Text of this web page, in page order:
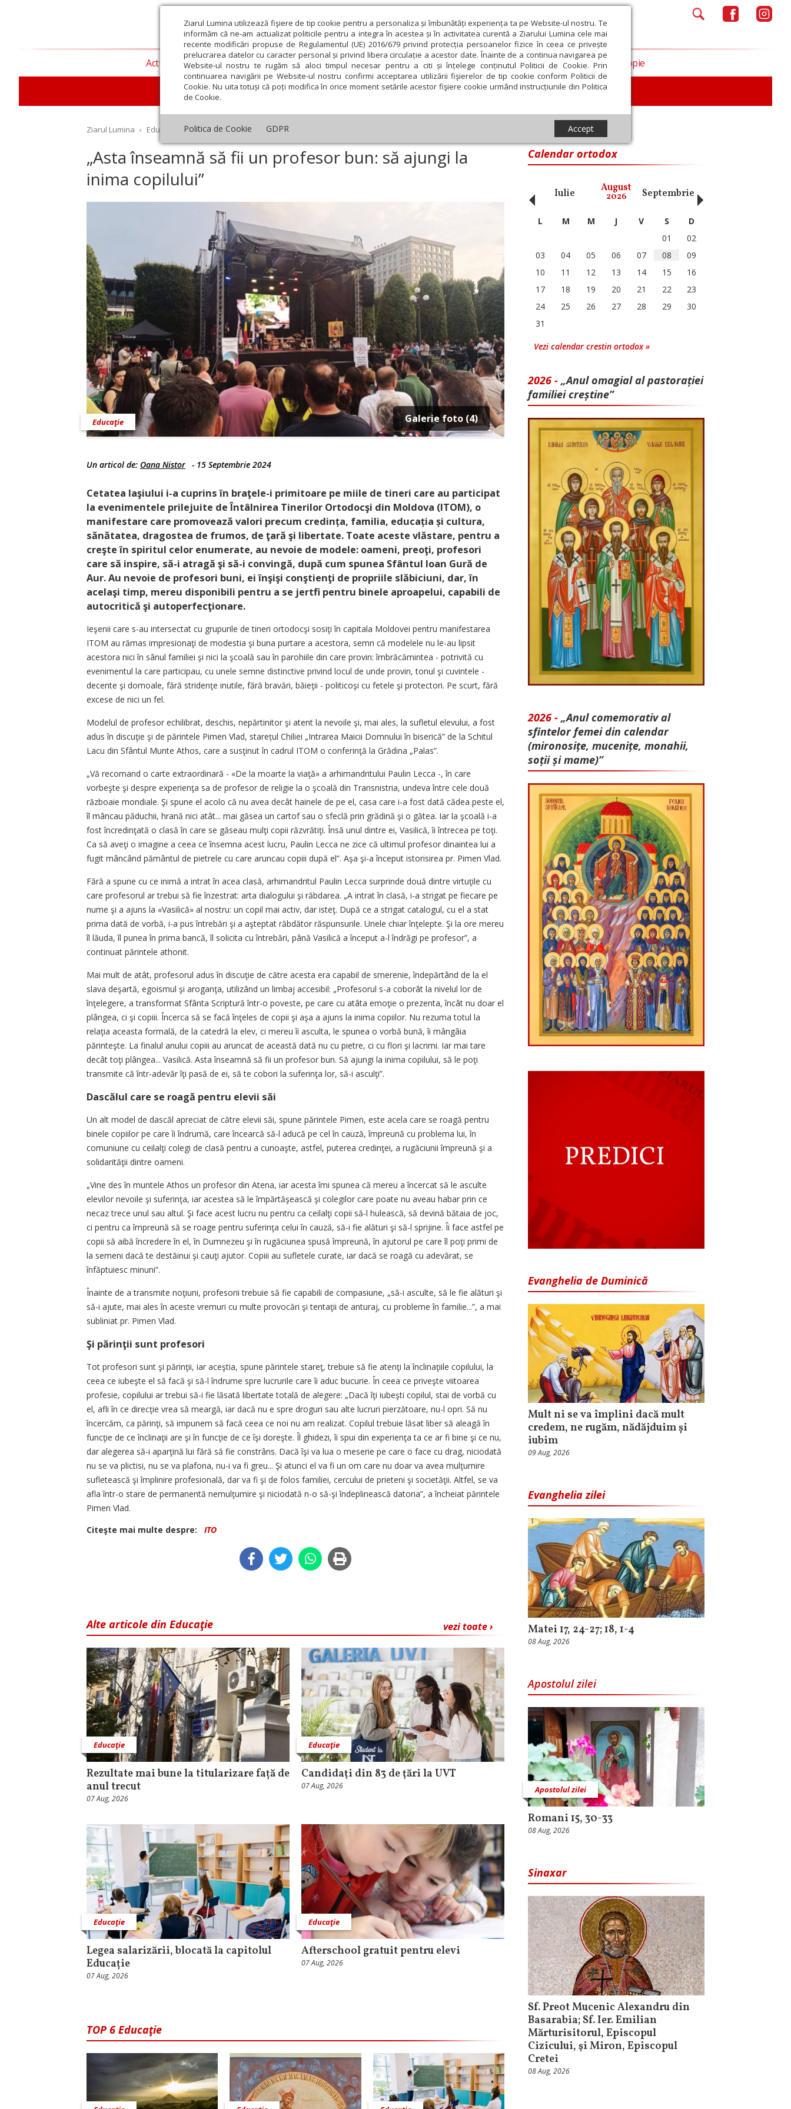
Ziarul Lumina utilizează fişiere de tip cookie pentru a personaliza și îmbunătăți experiența ta pe Website-ul nostru. Te
informăm că ne-am actualizat politicile pentru a integra în acestea și în activitatea curentă a Ziarului Lumina cele mai
recente modificări propuse de Regulamentul (UE) 2016/679 privind protecția persoanelor fizice în ceea ce privește
prelucrarea datelor cu caracter personal și privind libera circulație a acestor date. Înainte de a continua navigarea pe
Website-ul nostru te rugăm să aloci timpul necesar pentru a citi și înțelege conținutul Politicii de Cookie. Prin
continuarea navigării pe Website-ul nostru confirmi acceptarea utilizării fişierelor de tip cookie conform Politicii de
Cookie. Nu uita totuși că poți modifica în orice moment setările acestor fişiere cookie urmând instrucțiunile din Politica
de Cookie.
Politica de Cookie GDPR Accept
Actualitate religioasă Teologie și spiritualitate Educaţie și Cultură
Educaţie Lumina literară şi artistică Cultură Interviu
Societate Opinii Filantropie
Ziarul Lumina › Educaţie și Cultură › Educaţie „Asta înseamnă să fii un profesor bun: să ajungi la inima copilului”
„Asta înseamnă să fii un profesor bun: să ajungi la
inima copilului”
Galerie foto (4)
Educaţie
Un articol de: Oana Nistor - 15 Septembrie 2024
Cetatea Iaşiului i-a cuprins în braţele-i primitoare pe miile de tineri care au participat
la evenimentele prilejuite de Întâlnirea Tinerilor Ortodocşi din Moldova (ITOM), o
manifestare care promovează valori precum credința, familia, educația și cultura,
sănătatea, dragostea de frumos, de ţară şi libertate. Toate aceste vlăstare, pentru a
creşte în spiritul celor enumerate, au nevoie de modele: oameni, preoţi, profesori
care să inspire, să-i atragă şi să-i convingă, după cum spunea Sfântul Ioan Gură de
Aur. Au nevoie de profesori buni, ei înşişi conştienţi de propriile slăbiciuni, dar, în
acelaşi timp, mereu disponibili pentru a se jertfi pentru binele aproapelui, capabili de
autocritică şi autoperfecţionare.
Ieşenii care s-au intersectat cu grupurile de tineri ortodocşi sosiţi în capitala Moldovei pentru manifestarea
ITOM au rămas impresionaţi de modestia şi buna purtare a acestora, semn că modelele nu le-au lipsit
acestora nici în sânul familiei şi nici la şcoală sau în parohiile din care provin: îmbrăcămintea - potrivită cu
evenimentul la care participau, cu unele semne distinctive privind locul de unde provin, tonul şi cuvintele -
decente şi domoale, fără stridenţe inutile, fără bravări, băieţii - politicoşi cu fetele şi protectori. Pe scurt, fără
excese de nici un fel.
Modelul de profesor echilibrat, deschis, nepărtinitor şi atent la nevoile şi, mai ales, la sufletul elevului, a fost
adus în discuţie şi de părintele Pimen Vlad, starețul Chiliei „Intrarea Maicii Domnului în biserică” de la Schitul
Lacu din Sfântul Munte Athos, care a susţinut în cadrul ITOM o conferinţă la Grădina „Palas”.
„Vă recomand o carte extraordinară - «De la moarte la viaţă» a arhimandritului Paulin Lecca -, în care
vorbeşte şi despre experienţa sa de profesor de religie la o şcoală din Transnistria, undeva între cele două
războaie mondiale. Şi spune el acolo că nu avea decât hainele de pe el, casa care i-a fost dată cădea peste el,
îl mâncau păduchii, hrană nici atât... mai găsea un cartof sau o sfeclă prin grădină şi o gătea. Iar la şcoală i-a
fost încredinţată o clasă în care se găseau mulţi copii răzvrătiţi. Însă unul dintre ei, Vasilică, îi întrecea pe toţi.
Ca să aveţi o imagine a ceea ce însemna acest lucru, Paulin Lecca ne zice că ultimul profesor dinaintea lui a
fugit mâncând pământul de pietrele cu care aruncau copiii după el”. Aşa şi-a început istorisirea pr. Pimen Vlad.
Fără a spune cu ce inimă a intrat în acea clasă, arhimandritul Paulin Lecca surprinde două dintre virtuţile cu
care profesorul ar trebui să fie înzestrat: arta dialogului şi răbdarea. „A intrat în clasă, i-a strigat pe fiecare pe
nume şi a ajuns la «Vasilică» al nostru: un copil mai activ, dar isteţ. După ce a strigat catalogul, cu el a stat
prima dată de vorbă, i-a pus întrebări şi a aşteptat răbdător răspunsurile. Unele chiar înţelepte. Şi la ore mereu
îl lăuda, îl punea în prima bancă, îl solicita cu întrebări, până Vasilică a început a-l îndrăgi pe profesor”, a
continuat părintele athonit.
Mai mult de atât, profesorul adus în discuţie de către acesta era capabil de smerenie, îndepărtând de la el
slava deşartă, egoismul şi aroganţa, utilizând un limbaj accesibil: „Profesorul s-a coborât la nivelul lor de
înţelegere, a transformat Sfânta Scriptură într-o poveste, pe care cu atâta emoţie o prezenta, încât nu doar el
plângea, ci şi copiii. Încerca să se facă înţeles de copii şi aşa a ajuns la inima copiilor. Nu rezuma totul la
relaţia aceasta formală, de la catedră la elev, ci mereu îi asculta, le spunea o vorbă bună, îi mângâia
părinteşte. La finalul anului copiii au aruncat de această dată nu cu pietre, ci cu flori şi lacrimi. Iar mai tare
decât toţi plângea... Vasilică. Asta înseamnă să fii un profesor bun. Să ajungi la inima copilului, să le poţi
transmite că într-adevăr îţi pasă de ei, să te cobori la suferinţa lor, să-i asculţi”.
Dascălul care se roagă pentru elevii săi
Un alt model de dascăl apreciat de către elevii săi, spune părintele Pimen, este acela care se roagă pentru
binele copiilor pe care îi îndrumă, care încearcă să-l aducă pe cel în cauză, împreună cu problema lui, în
comuniune cu ceilalţi colegi de clasă pentru a cunoaşte, astfel, puterea credinţei, a rugăciunii împreună şi a
solidarităţii dintre oameni.
„Vine des în muntele Athos un profesor din Atena, iar acesta îmi spunea că mereu a încercat să le asculte
elevilor nevoile şi suferinţa, iar acestea să le împărtăşească şi colegilor care poate nu aveau habar prin ce
necaz trece unul sau altul. Şi face acest lucru nu pentru ca ceilalţi copii să-l hulească, să devină bătaia de joc,
ci pentru ca împreună să se roage pentru suferinţa celui în cauză, să-i fie alături şi să-l sprijine. Îi face astfel pe
copii să aibă încredere în el, în Dumnezeu şi în rugăciunea spusă împreună, în ajutorul pe care îl poţi primi de
la semeni dacă te destăinui şi cauţi ajutor. Copiii au sufletele curate, iar dacă se roagă cu adevărat, se
înfăptuiesc minuni”.
Înainte de a transmite noţiuni, profesorii trebuie să fie capabili de compasiune, „să-i asculte, să le fie alături şi
să-i ajute, mai ales în aceste vremuri cu multe provocări şi tentaţii de anturaj, cu probleme în familie...”, a mai
sub­liniat pr. Pimen Vlad.
Şi părinţii sunt profesori
Tot profesori sunt şi părinţii, iar aceştia, spune părintele stareţ, trebuie să fie atenţi la înclinaţiile copilului, la
ceea ce iubeşte el să facă şi să-l îndrume spre lucrurile care îi aduc bucurie. În ceea ce priveşte viitoarea
profesie, copilului ar trebui să-i fie lăsată libertate totală de alegere: „Dacă îţi iubeşti copilul, stai de vorbă cu
el, afli în ce direcţie vrea să meargă, iar dacă nu e spre droguri sau alte lucruri pierzătoare, nu-l opri. Să nu
încercăm, ca părinţi, să impunem să facă ceea ce noi nu am realizat. Copilul trebuie lăsat liber să aleagă în
funcţie de ce înclinaţii are şi în funcţie de ce îşi doreşte. Îl ghidezi, îi spui din experienţa ta ce ar fi bine şi ce nu,
dar alegerea să-i aparţină lui fără să fie constrâns. Dacă îşi va lua o meserie pe care o face cu drag, niciodată
nu se va plictisi, nu se va plafona, nu-i va fi greu... Şi atunci el va fi un om care nu doar va avea mulţumire
sufletească şi împlinire profesională, dar va fi şi de folos familiei, cercului de prieteni şi societăţii. Altfel, se va
afla într-o stare de permanentă nemulţumire şi niciodată n-o să-şi îndeplinească datoria”, a încheiat părintele
Pimen Vlad.
Citeşte mai multe despre:
ITO
vezi toate ›
Alte articole din Educaţie
Educaţie
Rezultate mai bune la titularizare față de
anul trecut
07 Aug, 2026
Educaţie
Candidaţi din 83 de ţări la UVT
07 Aug, 2026
Educaţie
Legea salarizării, blocată la capitolul
Educație
07 Aug, 2026
Educaţie
Afterschool gratuit pentru elevi
07 Aug, 2026
TOP 6 Educaţie
Calendar ortodox
Noiembrie Iulie August
2026 Septembrie Octombrie
‹ L M M J V S
D
01
02
03
04 05 06 07 08
09
10
11 12 13 14 15
16
17
18 19 20 21 22
23
24
25 26 27 28 29
30
31
Vezi calendar crestin ortodox »
2026 - „Anul omagial al pastorației
familiei creștine”
2026 - „Anul comemorativ al
sfintelor femei din calendar
(mironosițe, mu­cenițe, monahii,
soții și mame)”
Evanghelia de Duminică
Mult ni se va împlini dacă mult
credem, ne rugăm, nădăjduim și
iubim
09 Aug, 2026
Evanghelia zilei
Matei 17, 24-27; 18, 1-4
08 Aug, 2026
Apostolul zilei
Apostolul zilei
Romani 15, 30-33
08 Aug, 2026
Sinaxar
Sf. Preot Mucenic Alexandru din
Basarabia; Sf. Ier. Emilian
Mărturisitorul, Episcopul
Cizicului, şi Miron, Episcopul
Cretei
08 Aug, 2026